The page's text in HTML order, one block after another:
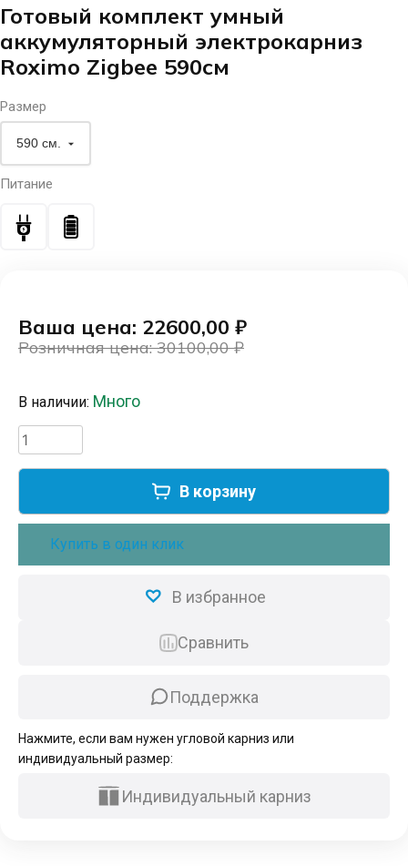
Готовый комплект умный
аккумуляторный электрокарниз
Roximo Zigbee 590см
Размер
Питание
Розничная цена: 30100,00₽
составляла
30100,00 ₽.
Ваша цена: 22600,00 ₽
22600,00 ₽.
В наличии: Много
Количество
товара
Готовый
умный
электрокарниз
В корзину
Купить в один клик
В избранное
Сравнить
Поддержка
Нажмите, если вам нужен угловой карниз или
индивидуальный размер:
Индивидуальный карниз